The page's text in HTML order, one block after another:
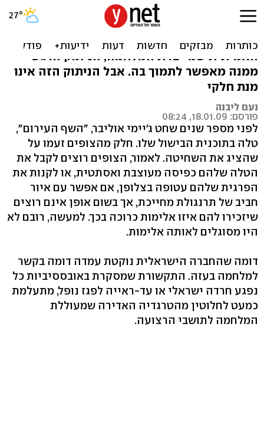
סירבתי. כי אין לקבל את ההרג
כל עוד לא חושפת התקשורת את הזוועה
האמיתית שמייצרת המלחמה, הניתוק הרגשי
ממנה מאפשר לתמוך בה. אבל הניתוק הזה אינו
מנת חלקי
נעם ליבנה
פורסם: 18.01.09, 08:24
לפני מספר שנים שחט ג'יימי אוליבר, "השף העירום",
טלה בתוכנית הבישול שלו. חלק מהצופים זעמו על
שהציג את השחיטה. לאמור, הצופים רוצים לקבל את
הטלה שלהם כפיסה מעוצבת ואסתטית, או לקנות את
הפרגית שלהם עטופה בצלופן, אם אפשר עם איור
חביב של תרנגולת מחייכת, אך בשום אופן אינם רוצים
שיזכירו להם איזו אלימות כרוכה בכך. למעשה, רובם לא
היו מסוגלים לאותה אלימות.
דומה שהחברה הישראלית נוקטת עמדה דומה בקשר
למלחמה בעזה. התקשורת שמסקרת באובססיביות כל
נפגע חרדה ישראלי או עד-ראייה לפגז נופל, מתעלמת
כמעט לחלוטין מהטרגדיה האדירה שמעוללת
המלחמה לתושבי הרצועה.